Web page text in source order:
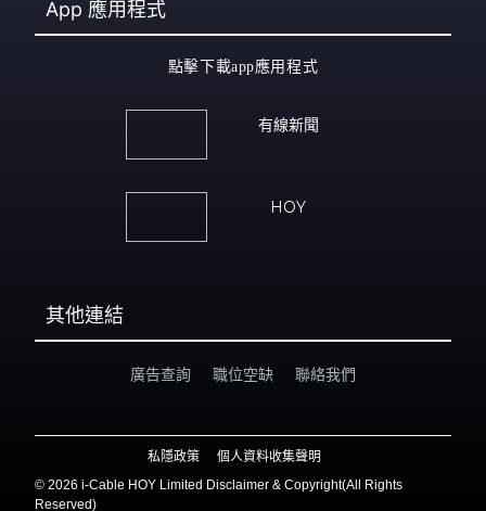
App 應用程式
點擊下載app應用程式
有線新聞
HOY
其他連結
廣告查詢 職位空缺 聯絡我們
私隱政策
個人資料收集聲明
© 2026 i-Cable HOY Limited Disclaimer & Copyright(All Rights
Reserved)